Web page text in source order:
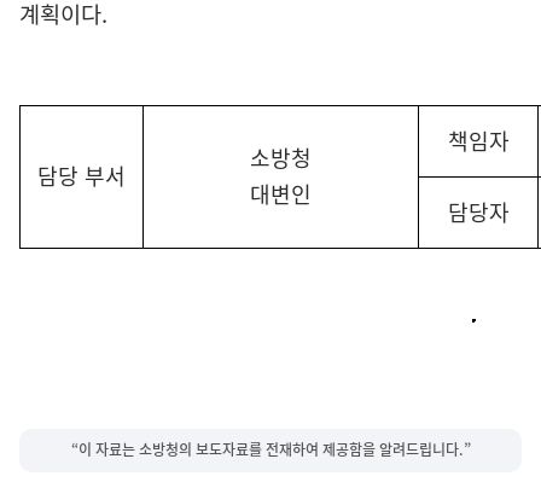
계획이다.
담당 부서
소방청
책임자
대변인
담당자
“이 자료는 소방청의 보도자료를 전재하여 제공함을 알려드립니다.”